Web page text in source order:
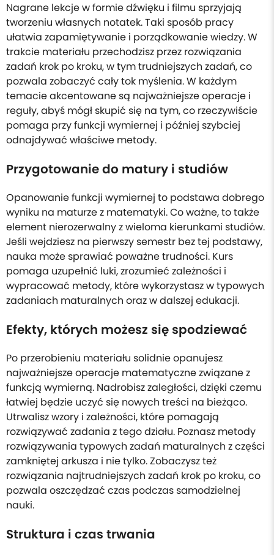
Nagrane lekcje w formie dźwięku i filmu sprzyjają
tworzeniu własnych notatek. Taki sposób pracy
ułatwia zapamiętywanie i porządkowanie wiedzy. W
trakcie materiału przechodzisz przez rozwiązania
zadań krok po kroku, w tym trudniejszych zadań, co
pozwala zobaczyć cały tok myślenia. W każdym
temacie akcentowane są najważniejsze operacje i
reguły, abyś mógł skupić się na tym, co rzeczywiście
pomaga przy funkcji wymiernej i później szybciej
odnajdywać właściwe metody.
Przygotowanie do matury i studiów
Opanowanie funkcji wymiernej to podstawa dobrego
wyniku na maturze z matematyki. Co ważne, to także
element nierozerwalny z wieloma kierunkami studiów.
Jeśli wejdziesz na pierwszy semestr bez tej podstawy,
nauka może sprawiać poważne trudności. Kurs
pomaga uzupełnić luki, zrozumieć zależności i
wypracować metody, które wykorzystasz w typowych
zadaniach maturalnych oraz w dalszej edukacji.
Efekty, których możesz się spodziewać
Po przerobieniu materiału solidnie opanujesz
najważniejsze operacje matematyczne związane z
funkcją wymierną. Nadrobisz zaległości, dzięki czemu
łatwiej będzie uczyć się nowych treści na bieżąco.
Utrwalisz wzory i zależności, które pomagają
rozwiązywać zadania z tego działu. Poznasz metody
rozwiązywania typowych zadań maturalnych z części
zamkniętej arkusza i nie tylko. Zobaczysz też
rozwiązania najtrudniejszych zadań krok po kroku, co
pozwala oszczędzać czas podczas samodzielnej
nauki.
Struktura i czas trwania